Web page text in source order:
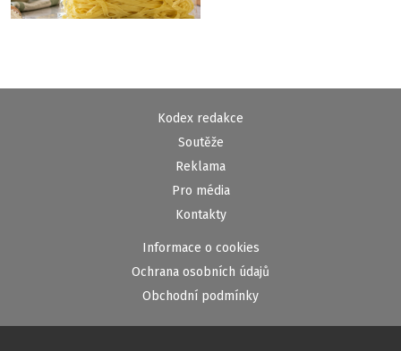
Kodex redakce
Soutěže
Reklama
Pro média
Kontakty
Informace o cookies
Ochrana osobních údajů
Obchodní podmínky